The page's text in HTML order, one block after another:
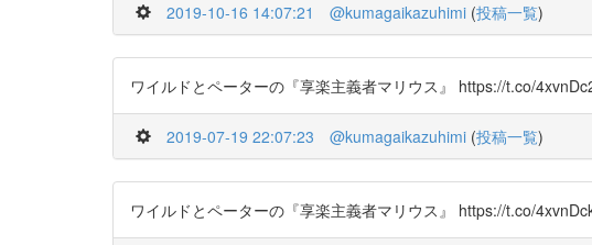
2019-10-16 14:07:21 @kumagaikazuhimi (投稿一覧)
ワイルドとペーターの『享楽主義者マリウス』 https://t.co/
2019-07-19 22:07:23 @kumagaikazuhimi (投稿一覧)
ワイルドとペーターの『享楽主義者マリウス』 https://t.co/